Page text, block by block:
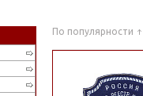
По популярности